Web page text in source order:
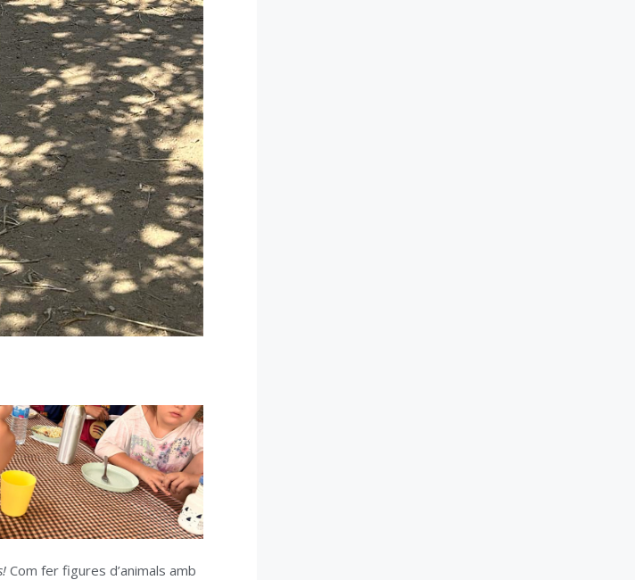
Com fer figures d’animals amb